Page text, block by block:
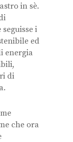
in sè.
i
ed
energia
di
che ora